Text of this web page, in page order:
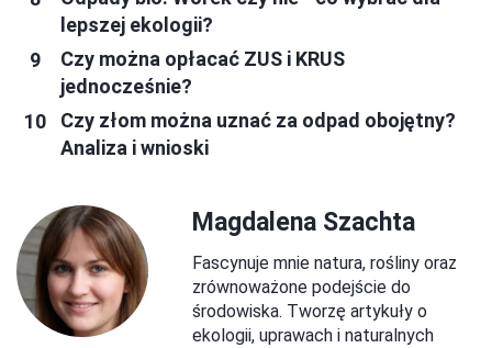
lepszej ekologii?
Czy można opłacać ZUS i KRUS
jednocześnie?
Czy złom można uznać za odpad obojętny?
Analiza i wnioski
Magdalena Szachta
Fascynuje mnie natura, rośliny oraz
zrównoważone podejście do
środowiska. Tworzę artykuły o
ekologii, uprawach i naturalnych